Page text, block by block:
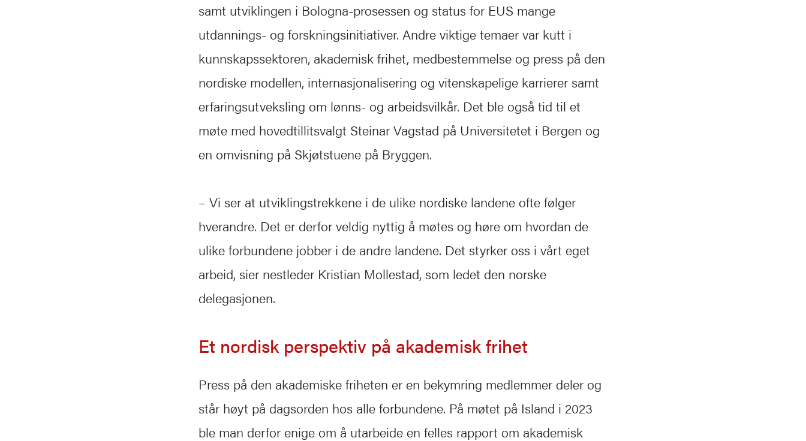
samt utviklingen i Bologna-prosessen og status for EUS mange
utdannings- og forskningsinitiativer. Andre viktige temaer var kutt i
kunnskapssektoren, akademisk frihet, medbestemmelse og press på den
nordiske modellen, internasjonalisering og vitenskapelige karrierer samt
erfaringsutveksling om lønns- og arbeidsvilkår. Det ble også tid til et
møte med hovedtillitsvalgt Steinar Vagstad på Universitetet i Bergen og
en omvisning på Skjøtstuene på Bryggen.
– Vi ser at utviklingstrekkene i de ulike nordiske landene ofte følger
hverandre. Det er derfor veldig nyttig å møtes og høre om hvordan de
ulike forbundene jobber i de andre landene. Det styrker oss i vårt eget
arbeid, sier nestleder Kristian Mollestad, som ledet den norske
delegasjonen.
Et nordisk perspektiv på akademisk frihet
Press på den akademiske friheten er en bekymring medlemmer deler og
står høyt på dagsorden hos alle forbundene. På møtet på Island i 2023
ble man derfor enige om å utarbeide en felles rapport om akademisk